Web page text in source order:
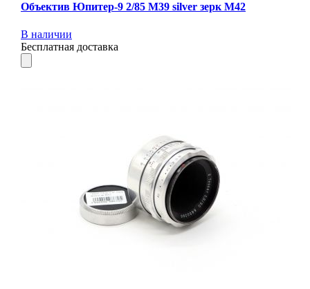
Объектив Юпитер-9 2/85 М39 silver зерк М42
В наличии
Бесплатная доставка